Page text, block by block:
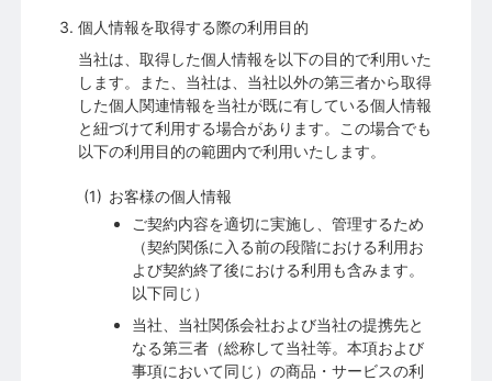
個人情報を取得する際の利用目的
当社は、取得した個人情報を以下の目的で利用いた
します。また、当社は、当社以外の第三者から取得
した個人関連情報を当社が既に有している個人情報
と紐づけて利⽤する場合があります。この場合でも
以下の利⽤⽬的の範囲内で利⽤いたします。
お客様の個人情報
ご契約内容を適切に実施し、管理するため
（契約関係に入る前の段階における利用お
よび契約終了後における利用も含みます。
以下同じ）
当社、当社関係会社および当社の提携先と
なる第三者（総称して当社等。本項および
事項において同じ）の商品・サービスの利